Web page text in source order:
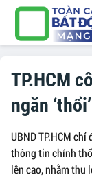
TP.HCM
ngăn
UBND TP.HCM
thông tin chính
lên cao, nhằm thu